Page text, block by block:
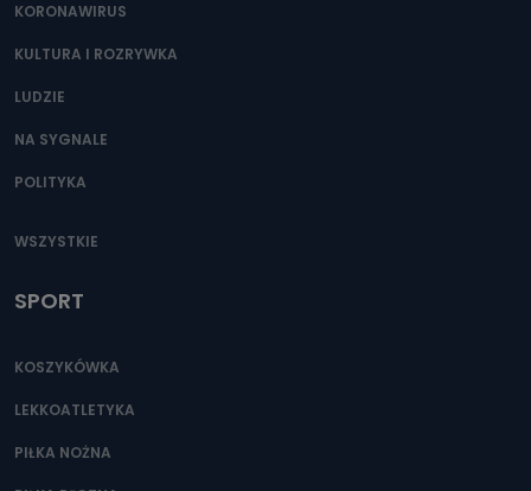
KORONAWIRUS
KULTURA I ROZRYWKA
LUDZIE
NA SYGNALE
POLITYKA
WSZYSTKIE
SPORT
KOSZYKÓWKA
LEKKOATLETYKA
PIŁKA NOŻNA